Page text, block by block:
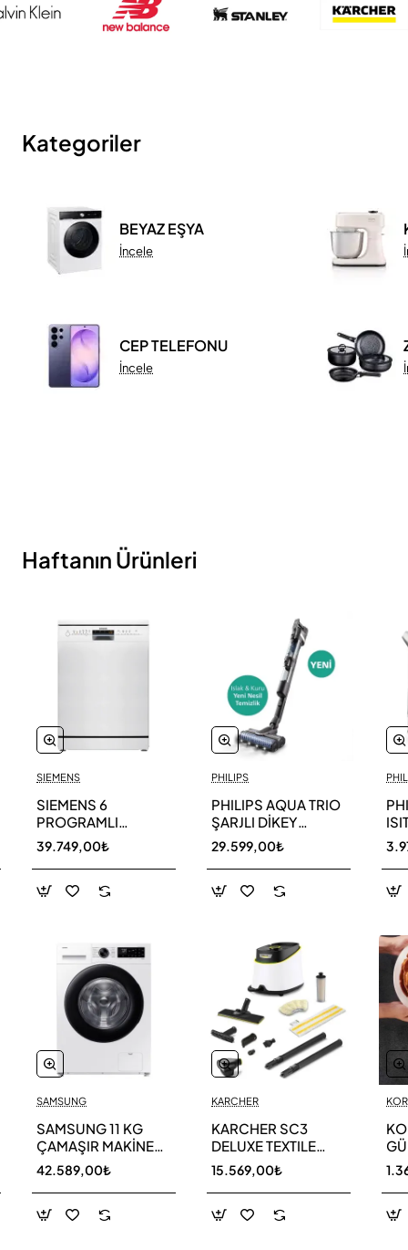
Kategoriler
BEYAZ EŞYA
İncele
CEP TELEFONU
İncele
Haftanın Ürünleri
SIEMENS
SIEMENS 6
PROGRAMLI
BULAŞIK MAKİNESİ
SN216W00DT
39.749,00₺
SAMSUNG
SAMSUNG 11 KG
ÇAMAŞIR MAKİNESİ
WW11DG5B25AEAH
42.589,00₺
PHILIPS
PHILIPS AQUA TRIO
ŞARJLI DİKEY
SÜPÜRGE XW9463
11
29.599,00₺
KARCHER
KARCHER SC3
DELUXE TEXTILE
EDITION BUHARLI
TEMİZLEYİCİ
15.569,00₺